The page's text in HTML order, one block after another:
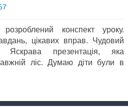
конспект уроку.
цікавих вправ. Чудовий
Яскрава презентація, яка
ліс. Думаю діти були в